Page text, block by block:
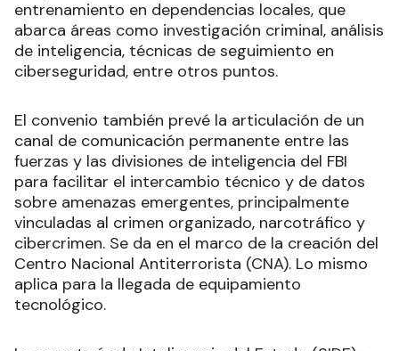
entrenamiento en dependencias locales, que
abarca áreas como investigación criminal, análisis
de inteligencia, técnicas de seguimiento en
ciberseguridad, entre otros puntos.
El convenio también prevé la articulación de un
canal de comunicación permanente entre las
fuerzas y las divisiones de inteligencia del FBI
para facilitar el intercambio técnico y de datos
sobre amenazas emergentes, principalmente
vinculadas al crimen organizado, narcotráfico y
cibercrimen. Se da en el marco de la creación del
Centro Nacional Antiterrorista (CNA). Lo mismo
aplica para la llegada de equipamiento
tecnológico.